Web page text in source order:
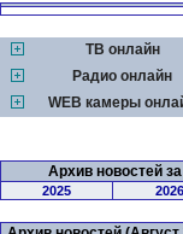
ТВ онлайн
Радио онлайн
WEB камеры
Архив новостей за
2025 2026